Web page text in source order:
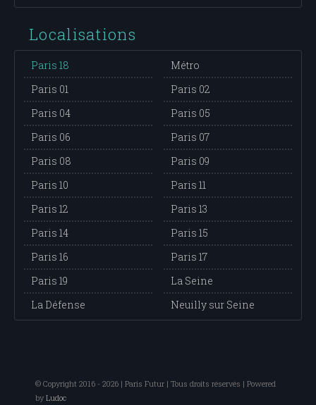
Localisations
Paris 18
Métro
Paris 01
Paris 02
Paris 04
Paris 05
Paris 06
Paris 07
Paris 08
Paris 09
Paris 10
Paris 11
Paris 12
Paris 13
Paris 14
Paris 15
Paris 16
Paris 17
Paris 19
La Seine
La Défense
Neuilly sur Seine
© Copyright 2016 - 2026 | Paris Futur | Tous droits réservés | Powered
by Ludoc